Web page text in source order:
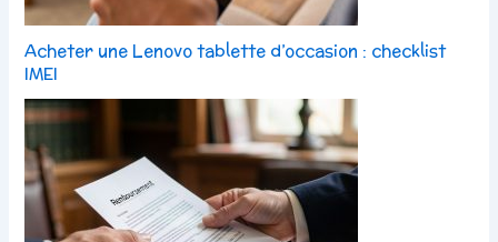
Acheter une Lenovo tablette d’occasion : checklist
IMEI